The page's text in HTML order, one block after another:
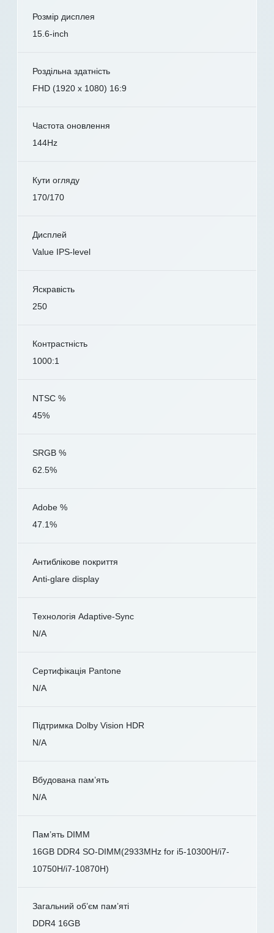
Розмір дисплея
15.6-inch
Роздільна здатність
FHD (1920 x 1080) 16:9
Частота оновлення
144Hz
Кути огляду
170/170
Дисплей
Value IPS-level
Яскравість
250
Контрастність
1000:1
NTSC %
45%
SRGB %
62.5%
Adobe %
47.1%
Антиблікове покриття
Anti-glare display
Технологія Adaptive-Sync
N/A
Сертифікація Pantone
N/A
Підтримка Dolby Vision HDR
N/A
Вбудована пам’ять
N/A
Пам’ять DIMM
16GB DDR4 SO-DIMM(2933MHz for i5-10300H/i7-
10750H/i7-10870H)
Загальний об’єм пам’яті
DDR4 16GB